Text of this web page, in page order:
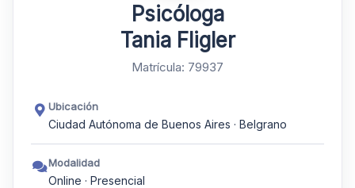
Psicóloga
Tania Fligler
Matrícula: 79937
Ubicación
Ciudad Autónoma de Buenos Aires · Belgrano
Modalidad
Online · Presencial